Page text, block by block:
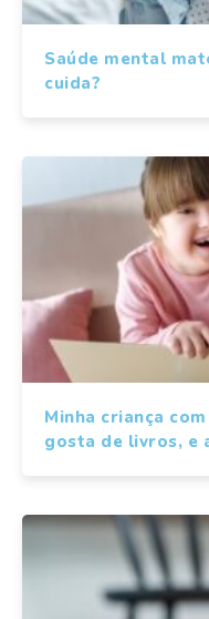
Saúde mental
cuida?
Minha criança
gosta de livros, e